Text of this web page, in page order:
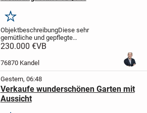
Merken
ObjektbeschreibungDiese sehr
gemütliche und gepflegte
Dachgeschosswohnung befindet sich in
1995 in ruhiger Wohnlage von
230.000 €VB
76870 Kandel
Gestern, 06:48
Verkaufe wunderschönen Garten mit
Aussicht